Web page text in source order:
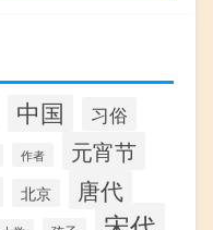
中国 习俗
作者 元宵节
北京 唐代